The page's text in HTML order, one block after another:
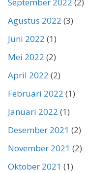
September 2022 (2)
Agustus 2022 (3)
Juni 2022 (1)
Mei 2022 (2)
April 2022 (2)
Februari 2022 (1)
Januari 2022 (1)
Desember 2021 (2)
November 2021 (2)
Oktober 2021 (1)